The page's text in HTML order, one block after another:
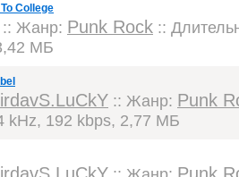
College
:: Жанр: Punk Rock ::
МБ
:: Жанр: Punk
kHz, 192 kbps, 2,77 МБ